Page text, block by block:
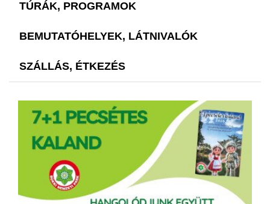
TÚRÁK, PROGRAMOK
BEMUTATÓHELYEK, LÁTNIVALÓK
SZÁLLÁS, ÉTKEZÉS